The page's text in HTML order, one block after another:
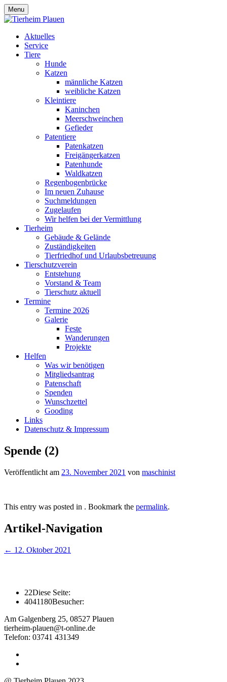
Menu
Aktuelles
Service
Tiere
Hunde
Katzen
männliche Katzen
weibliche Katzen
Kleintiere
Kaninchen
Meerschweinchen
Gefieder
Patentiere
Patenkatzen
Freigängerkatzen
Patenhunde
Waldkatzen
Regenbogenbrücke
Im neuen Zuhause
Suchmeldungen
Zugelaufen
Wir helfen bei der Vermittlung
Tierheim
Gebäude & Gelände
Zuständigkeiten
Tierfriedhof und Urlaubsbetreuung
Tierschutzverein
Entstehung
Vorstand & Team
Tierschutz aktuell
Termine
Termine 2026
Galerie
Feste
Wanderungen
Projekte
Helfen
Was wir benötigen
Mitgliedsantrag
Patenschaft
Spenden
Wunschzettel
Gooding
Links
Datenschutz & Impressum
Spende (2)
Veröffentlicht am 23. November 2021 von maschinist
This entry was posted in . Bookmark the permalink.
Artikel-Navigation
← 12. Oktober 2021
22Diese Seite:
4041180Besucher:
Am Galgenberg 25, 08527 Plauen
tierheim-plauen@t-online.de
Telefon: 03741 431349